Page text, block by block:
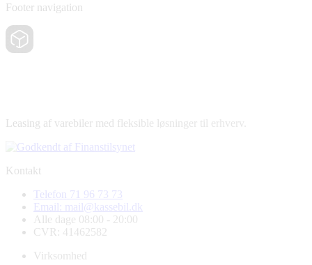
Footer navigation
Leasing af varebiler med fleksible løsninger til erhverv.
Kontakt
Telefon 71 96 73 73
Email: mail@kassebil.dk
Alle dage 08:00 - 20:00
CVR: 41462582
Virksomhed